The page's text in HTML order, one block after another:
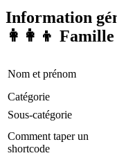
Information
👩‍👩‍👦
Nom et prénom
Catégorie
Sous-catégorie
Comment taper un
shortcode